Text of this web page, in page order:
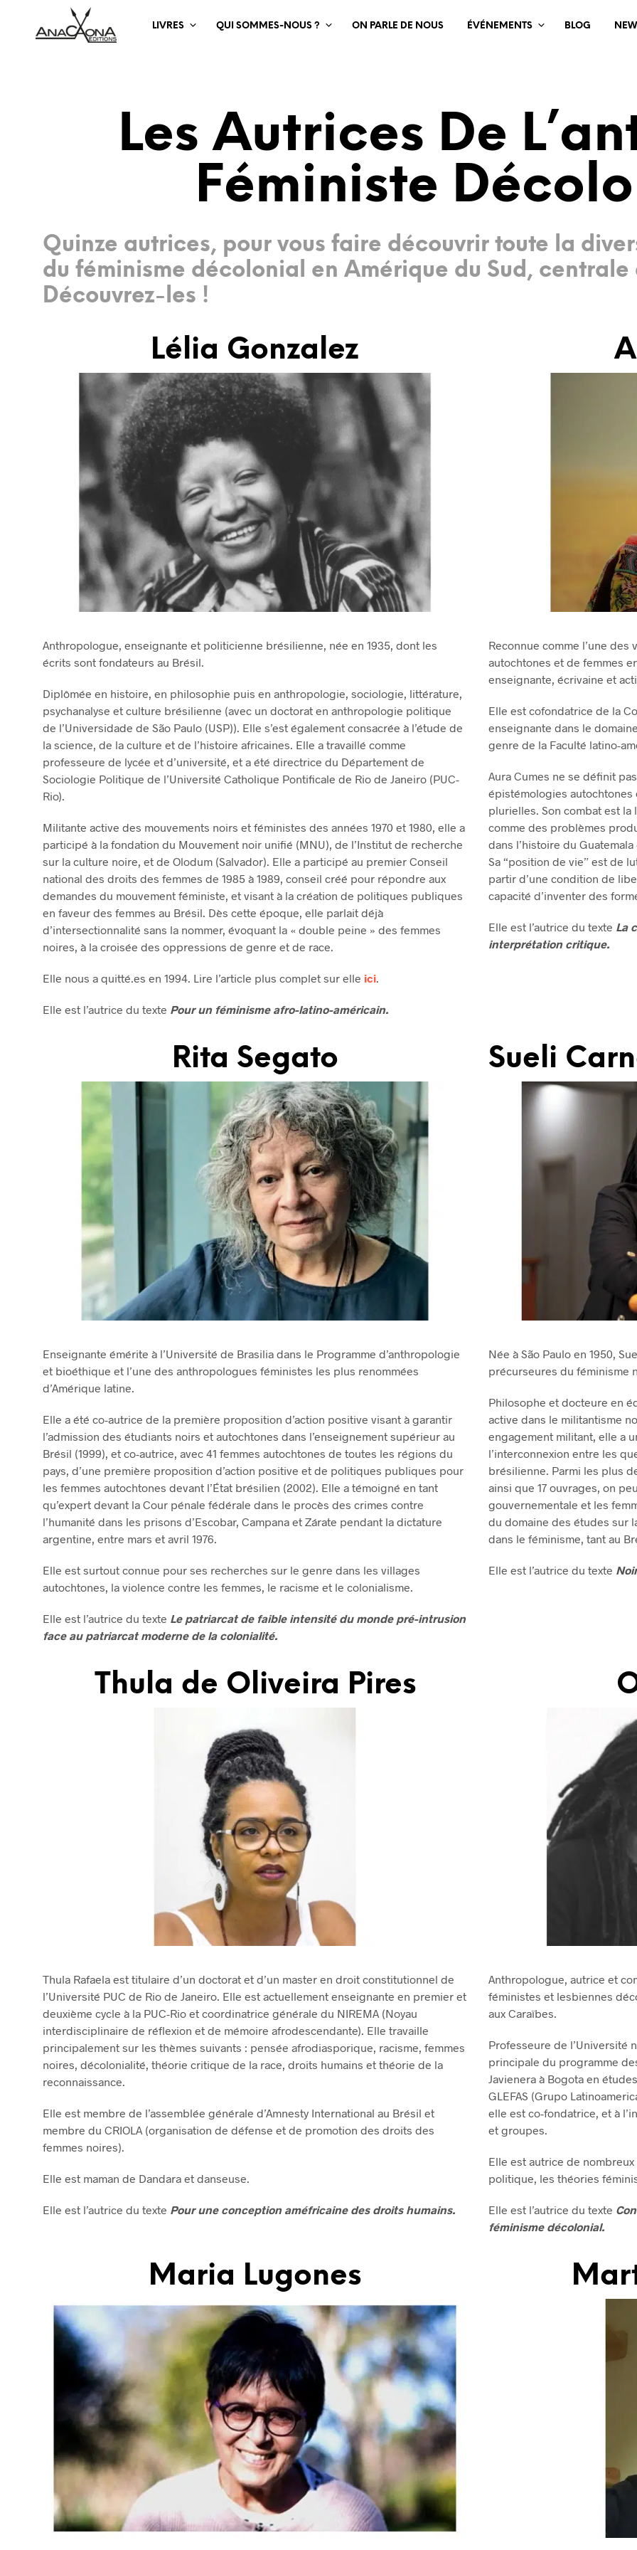
LIVRES QUI SOMMES-NOUS ? ON PARLE DE NOUS ÉVÉNEMENTS BLOG
Les Autrices De
Féministe
Quinze autrices, pour vous faire découvrir toute la
du féminisme décolonial en Amérique du Sud,
Découvrez-les !
Lélia Gonzalez
Anthropologue, enseignante et politicienne brésilienne, née en 1935, dont les
écrits sont fondateurs au Brésil.
Diplômée en histoire, en philosophie puis en anthropologie, sociologie, littérature,
psychanalyse et culture brésilienne (avec un doctorat en anthropologie politique
de l’Universidade de São Paulo (USP)). Elle s’est également consacrée à l’étude de
la science, de la culture et de l’histoire africaines. Elle a travaillé comme
professeure de lycée et d’université, et a été directrice du Département de
Sociologie Politique de l’Université Catholique Pontificale de Rio de Janeiro (PUC-
Rio).
Militante active des mouvements noirs et féministes des années 1970 et 1980, elle a
participé à la fondation du Mouvement noir unifié (MNU), de l’Institut de recherche
sur la culture noire, et de Olodum (Salvador). Elle a participé au premier Conseil
national des droits des femmes de 1985 à 1989, conseil créé pour répondre aux
demandes du mouvement féministe, et visant à la création de politiques publiques
en faveur des femmes au Brésil. Dès cette époque, elle parlait déjà
d’intersectionnalité sans la nommer, évoquant la « double peine » des femmes
noires, à la croisée des oppressions de genre et de race.
Elle nous a quitté.es en 1994. Lire l’article plus complet sur elle ici.
Elle est l’autrice du texte Pour un féminisme afro-latino-américain.
Reconnue comme l’une
autochtones et de femmes
enseignante, écrivaine et
Elle est cofondatrice de la
enseignante dans le
genre de la Faculté latino-
Aura Cumes ne se définit
épistémologies autochtones
plurielles. Son combat est la
comme des problèmes
dans l’histoire du
Sa “position de vie” est de
partir d’une condition de
capacité d’inventer des
Elle est l’autrice du texte La
interprétation critique.
Rita Segato
Enseignante émérite à l’Université de Brasilia dans le Programme d’anthropologie
et bioéthique et l’une des anthropologues féministes les plus renommées
d’Amérique latine.
Elle a été co-autrice de la première proposition d’action positive visant à garantir
l’admission des étudiants noirs et autochtones dans l’enseignement supérieur au
Brésil (1999), et co-autrice, avec 41 femmes autochtones de toutes les régions du
pays, d’une première proposition d’action positive et de politiques publiques pour
les femmes autochtones devant l’État brésilien (2002). Elle a témoigné en tant
qu’expert devant la Cour pénale fédérale dans le procès des crimes contre
l’humanité dans les prisons d’Escobar, Campana et Zárate pendant la dictature
argentine, entre mars et avril 1976.
Elle est surtout connue pour ses recherches sur le genre dans les villages
autochtones, la violence contre les femmes, le racisme et le colonialisme.
Elle est l’autrice du texte Le patriarcat de faible intensité du monde pré-intrusion
face au patriarcat moderne de la colonialité.
Sueli
Née à São Paulo en 1950,
précurseures du féminisme
Philosophe et docteure en
active dans le militantisme
engagement militant, elle a
l’interconnexion entre les
brésilienne. Parmi les plus
ainsi que 17 ouvrages, on
gouvernementale et les
du domaine des études sur
dans le féminisme, tant au
Elle est l’autrice du texte
Thula de Oliveira Pires
Thula Rafaela est titulaire d’un doctorat et d’un master en droit constitutionnel de
l’Université PUC de Rio de Janeiro. Elle est actuellement enseignante en premier et
deuxième cycle à la PUC-Rio et coordinatrice générale du NIREMA (Noyau
interdisciplinaire de réflexion et de mémoire afrodescendante). Elle travaille
principalement sur les thèmes suivants : pensée afrodiasporique, racisme, femmes
noires, décolonialité, théorie critique de la race, droits humains et théorie de la
reconnaissance.
Elle est membre de l’assemblée générale d’Amnesty International au Brésil et
membre du CRIOLA (organisation de défense et de promotion des droits des
femmes noires).
Elle est maman de Dandara et danseuse.
Elle est l’autrice du texte Pour une conception améfricaine des droits humains.
Anthropologue, autrice et
féministes et lesbiennes
aux Caraïbes.
Professeure de l’Université
principale du programme
Javienera à Bogota en
GLEFAS (Grupo
elle est co-fondatrice, et à
et groupes.
Elle est autrice de
politique, les théories
Elle est l’autrice du texte
féminisme décolonial.
Maria Lugones